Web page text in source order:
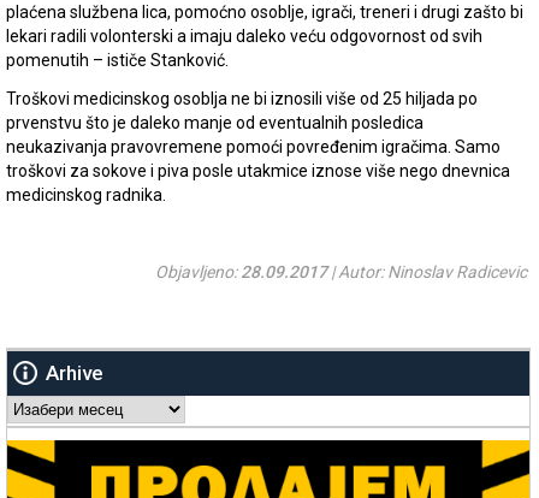
plaćena službena lica, pomoćno osoblje, igrači, treneri i drugi zašto bi
lekari radili volonterski a imaju daleko veću odgovornost od svih
pomenutih – ističe Stanković.
Troškovi medicinskog osoblja ne bi iznosili više od 25 hiljada po
prvenstvu što je daleko manje od eventualnih posledica
neukazivanja pravovremene pomoći povređenim igračima. Samo
troškovi za sokove i piva posle utakmice iznose više nego dnevnica
medicinskog radnika.
Objavljeno:28.09.2017| Autor: Ninoslav Radicevic
Arhive
Arhive